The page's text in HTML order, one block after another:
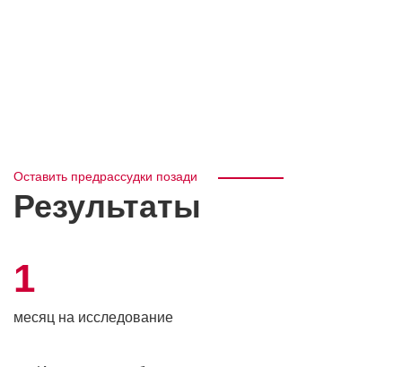
Оставить предрассудки позади
Результаты
1
месяц на исследование